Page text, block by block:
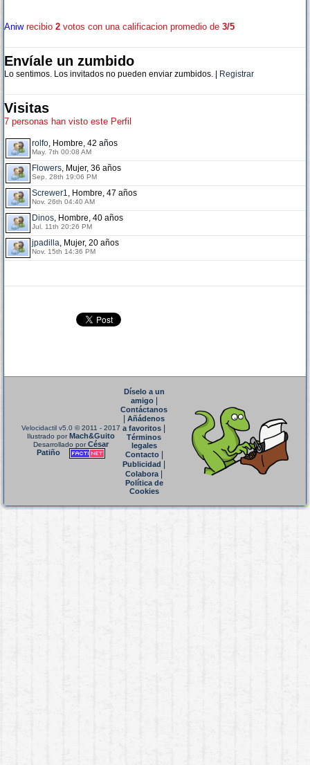
Aniwrecibio 2 votos con una calificacion promedio de 3/5
Envíale un zumbido
Lo sentimos. Los invitados no pueden enviar zumbidos. | Registrar
Visitas
7 personas han visto este Perfil
rolfo, Hombre, 42 años
May. 7th 00:08 AM
Flowers, Mujer, 36 años
Sep. 28th 19:06 PM
Screwer1, Hombre, 47 años
Nov. 26th 04:40 AM
Dinos, Hombre, 40 años
Jul. 11th 20:26 PM
jpadilla, Mujer, 20 años
Nov. 15th 14:36 PM
Velocidactil v5.0 © 2011 - 2017
Ilustrado porMach&Guito
Desarrollado porCésar
Patiño
Díselo a un
amigo|
Contáctanos
Añádenos
a favoritos
Términos
legales
Contacto|
Publicidad
Colabora|
Política de
Cookies